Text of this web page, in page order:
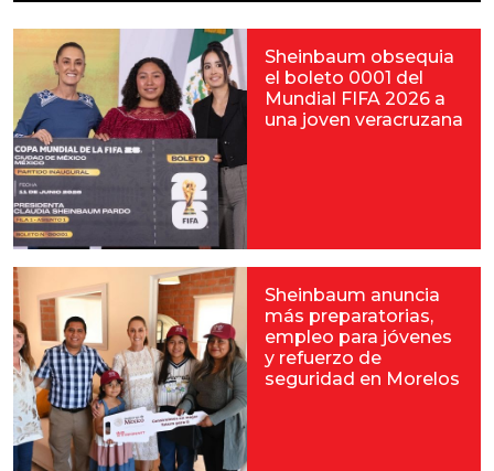
Sheinbaum obsequia
el boleto 0001 del
Mundial FIFA 2026 a
una joven veracruzana
Sheinbaum anuncia
más preparatorias,
empleo para jóvenes
y refuerzo de
seguridad en Morelos